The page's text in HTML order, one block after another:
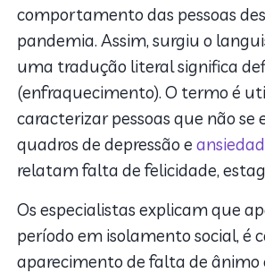
comportamento das pessoas
pandemia. Assim, surgiu o
uma tradução literal significa
(enfraquecimento). O termo é
caracterizar pessoas que não se
quadros de depressão e
relatam falta de felicidade,
Os especialistas explicam que
período em isolamento social, é
aparecimento de falta de ânimo